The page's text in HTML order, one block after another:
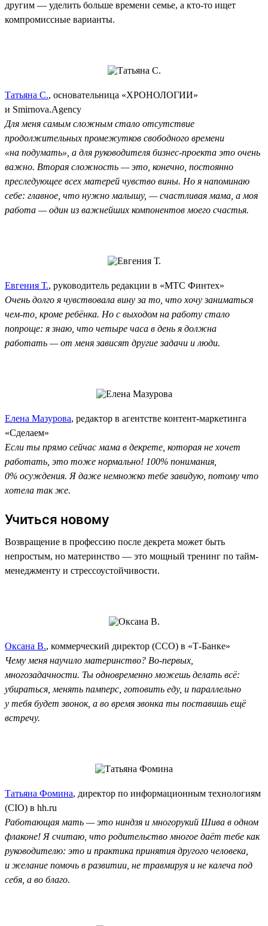
другим — уделить больше времени семье, а кто-то ищет
компромиссные варианты.
Татьяна С., основательница «ХРОНОЛОГИИ»
и Smirnova.Agency
Для меня самым сложным стало отсутствие
продолжительных промежутков свободного времени
«на подумать», а для руководителя бизнес-проекта это очень
важно. Вторая сложность — это, конечно, постоянно
преследующее всех матерей чувство вины. Но я напоминаю
себе: главное, что нужно малышу, — счастливая мама, а моя
работа — один из важнейших компонентов моего счастья.
Евгения Т., руководитель редакции в «МТС Финтех»
Очень долго я чувствовала вину за то, что хочу заниматься
чем-то, кроме ребёнка. Но с выходом на работу стало
попроще: я знаю, что четыре часа в день я должна
работать — от меня зависят другие задачи и люди.
Елена Мазурова, редактор в агентстве контент-маркетинга
«Сделаем»
Если ты прямо сейчас мама в декрете, которая не хочет
работать, это тоже нормально! 100% понимания,
0% осуждения. Я даже немножко тебе завидую, потому что
хотела так же.
Учиться новому
Возвращение в профессию после декрета может быть
непростым, но материнство — это мощный тренинг по тайм-
менеджменту и стрессоустойчивости.
Оксана В., коммерческий директор (CCO) в «Т-Банке»
Чему меня научило материнство? Во-первых,
многозадачности. Ты одновременно можешь делать всё:
убираться, менять памперс, готовить еду, и параллельно
у тебя будет звонок, а во время звонка ты поставишь ещё
встречу.
Татьяна Фомина, директор по информационным технологиям
(CIO) в hh.ru
Работающая мать — это ниндзя и многорукий Шива в одном
флаконе! Я считаю, что родительство многое даёт тебе как
руководителю: это и практика принятия другого человека,
и желание помочь в развитии, не травмируя и не калеча под
себя, а во благо.